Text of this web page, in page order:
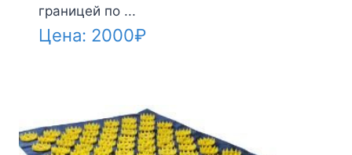
границей по ...
Цена: 2000₽